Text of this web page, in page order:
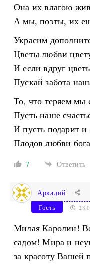
Она их влагою
А мы, поэты, их
Украсим
Цветы любви
И если вдруг
Пускай забота
То, что теряем мы
Пусть наше
И пусть подарит и
Плодов любви
7 Ответить
Аркадий
Гость
Милая Каролин!
садом! Мира и
за красоту Вашей